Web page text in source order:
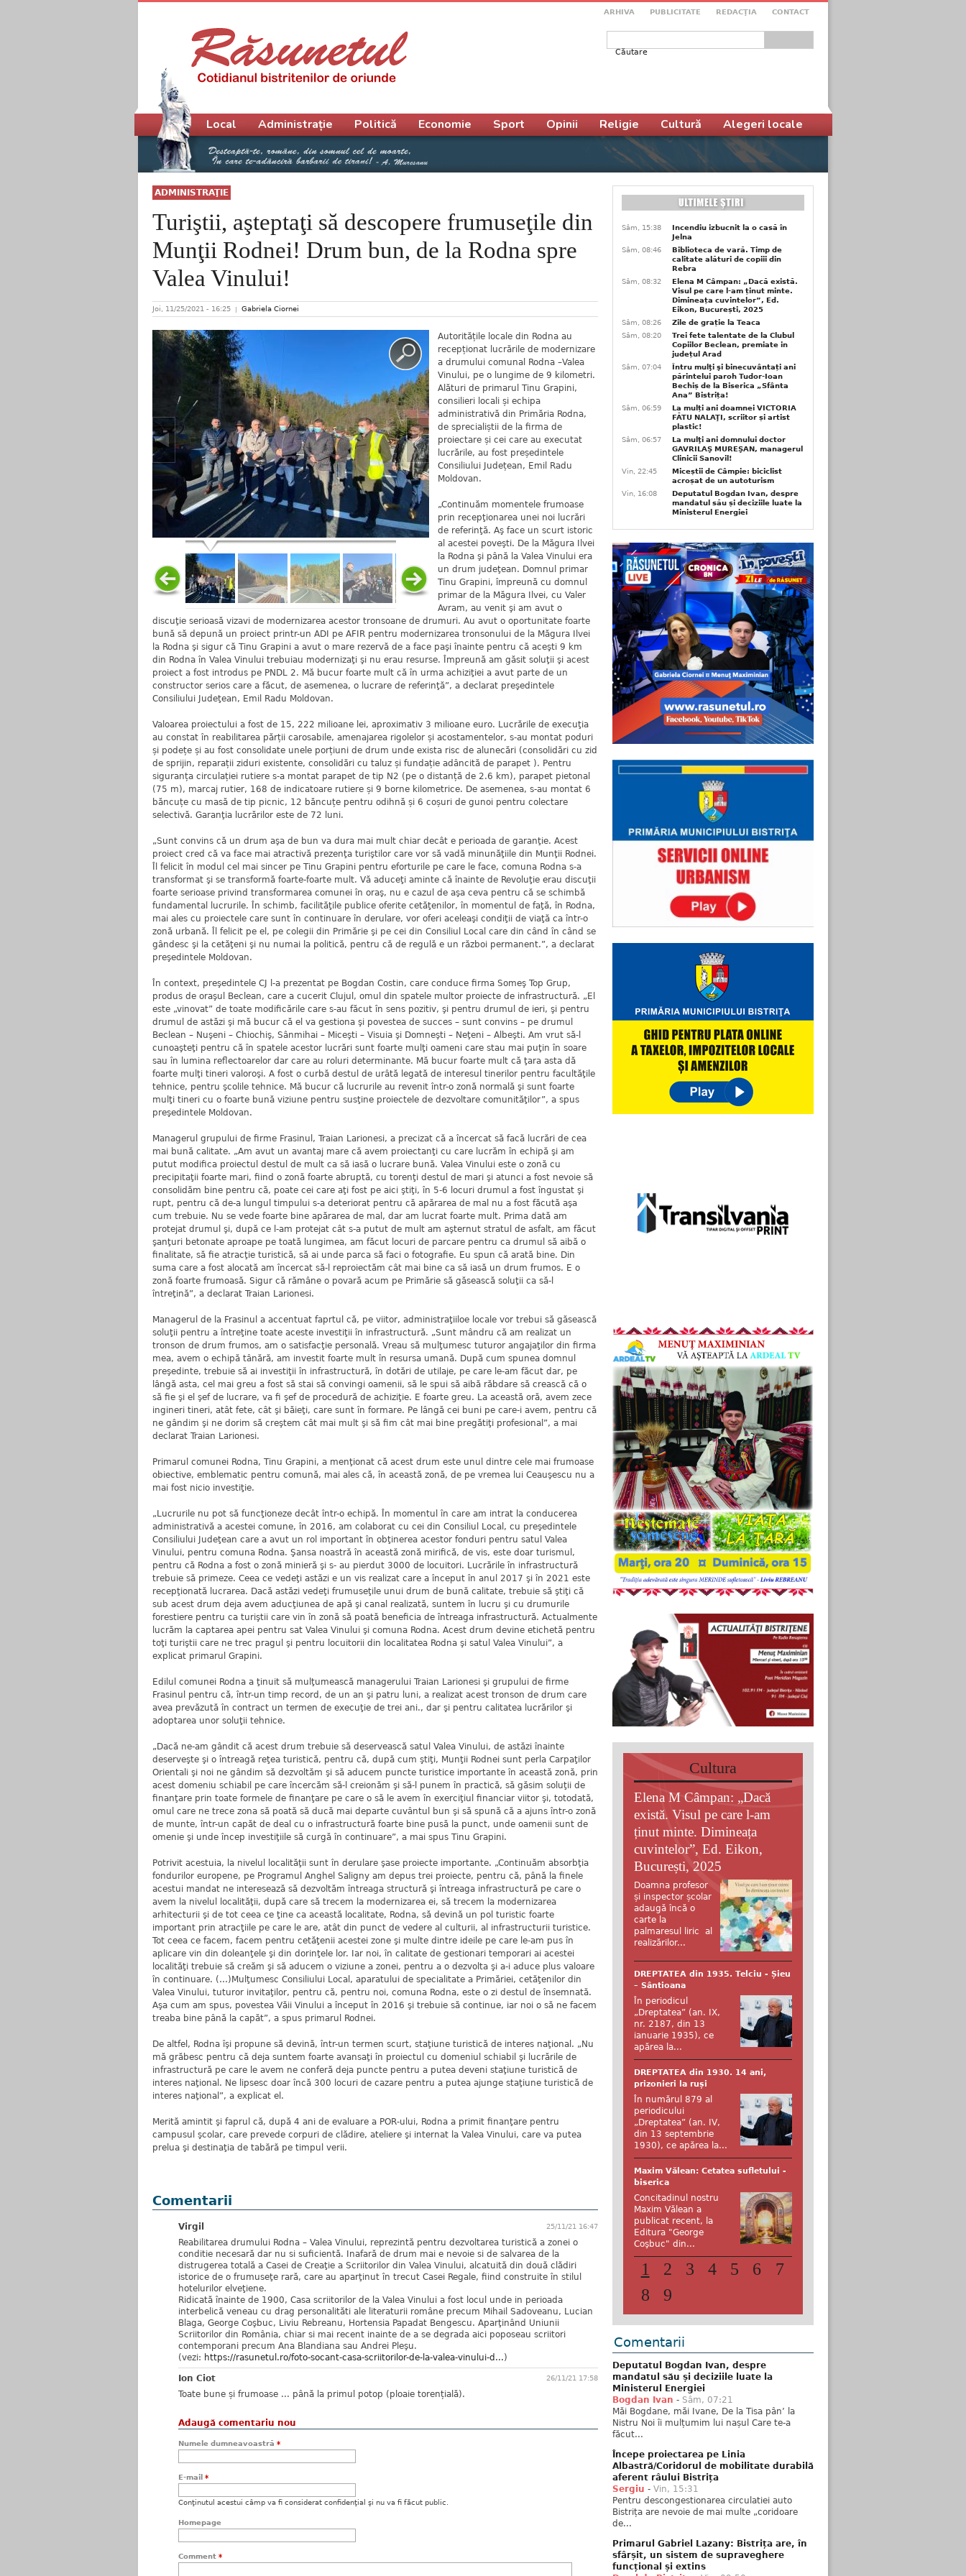
ARHIVA PUBLICITATE REDACŢIA CONTACT
Formular de căutare
ADMINISTRAŢIE
Turiştii, aşteptaţi să descopere frumuseţile din
Munţii Rodnei! Drum bun, de la Rodna spre
Valea Vinului!
Joi, 11/25/2021 - 16:25 Gabriela Ciornei
Autoritățile locale din Rodna au
recepționat lucrările de modernizare
a drumului comunal Rodna –Valea
Vinului, pe o lungime de 9 kilometri.
Alături de primarul Tinu Grapini,
consilieri locali și echipa
administrativă din Primăria Rodna,
de sprecialiștii de la firma de
proiectare și cei care au executat
lucrările, au fost președintele
Consiliului Județean, Emil Radu
Moldovan.
„Continuăm momentele frumoase
prin recepţionarea unei noi lucrări
de referinţă. Aş face un scurt istoric
al acestei poveşti. De la Măgura Ilvei
la Rodna şi până la Valea Vinului era
un drum judeţean. Domnul primar
Tinu Grapini, împreună cu domnul
primar de la Măgura Ilvei, cu Valer
Avram, au venit şi am avut o
discuţie serioasă vizavi de modernizarea acestor tronsoane de drumuri. Au avut o oportunitate foarte
bună să depună un proiect printr-un ADI pe AFIR pentru modernizarea tronsonului de la Măgura Ilvei
la Rodna şi sigur că Tinu Grapini a avut o mare rezervă de a face paşi înainte pentru că aceşti 9 km
din Rodna în Valea Vinului trebuiau modernizaţi şi nu erau resurse. Împreună am găsit soluţii şi acest
proiect a fost introdus pe PNDL 2. Mă bucur foarte mult că în urma achiziţiei a avut parte de un
constructor serios care a făcut, de asemenea, o lucrare de referinţă”, a declarat preşedintele
Consiliului Judeţean, Emil Radu Moldovan.
Valoarea proiectului a fost de 15, 222 milioane lei, aproximativ 3 milioane euro. Lucrările de execuţia
au constat în reabilitarea părții carosabile, amenajarea rigolelor și acostamentelor, s-au montat poduri
și podețe și au fost consolidate unele porțiuni de drum unde exista risc de alunecări (consolidări cu zid
de sprijin, reparații ziduri existente, consolidări cu taluz și fundație adâncită de parapet ). Pentru
siguranța circulației rutiere s-a montat parapet de tip N2 (pe o distanță de 2.6 km), parapet pietonal
(75 m), marcaj rutier, 168 de indicatoare rutiere și 9 borne kilometrice. De asemenea, s-au montat 6
băncuțe cu masă de tip picnic, 12 băncuțe pentru odihnă și 6 coșuri de gunoi pentru colectare
selectivă. Garanţia lucrărilor este de 72 luni.
„Sunt convins că un drum aşa de bun va dura mai mult chiar decât e perioada de garanţie. Acest
proiect cred că va face mai atractivă prezenţa turiştilor care vor să vadă minunăţiile din Munţii Rodnei.
Îl felicit în modul cel mai sincer pe Tinu Grapini pentru eforturile pe care le face, comuna Rodna s-a
transformat şi se transformă foarte-foarte mult. Vă aduceţi aminte că înainte de Revoluţie erau discuţii
foarte serioase privind transformarea comunei în oraş, nu e cazul de aşa ceva pentru că se schimbă
fundamental lucrurile. În schimb, facilităţile publice oferite cetăţenilor, în momentul de faţă, în Rodna,
mai ales cu proiectele care sunt în continuare în derulare, vor oferi aceleaşi condiţii de viaţă ca într-o
zonă urbană. Îl felicit pe el, pe colegii din Primărie şi pe cei din Consiliul Local care din când în când se
gândesc şi la cetăţeni şi nu numai la politică, pentru că de regulă e un război permanent.”, a declarat
preşedintele Moldovan.
În context, preşedintele CJ l-a prezentat pe Bogdan Costin, care conduce firma Someş Top Grup,
produs de oraşul Beclean, care a cucerit Clujul, omul din spatele multor proiecte de infrastructură. „El
este „vinovat” de toate modificările care s-au făcut în sens pozitiv, şi pentru drumul de ieri, şi pentru
drumul de astăzi şi mă bucur că el va gestiona şi povestea de succes – sunt convins – pe drumul
Beclean – Nuşeni – Chiochiş, Sânmihai – Miceşti – Visuia şi Domneşti – Neţeni – Albeşti. Am vrut să-l
cunoaşteţi pentru că în spatele acestor lucrări sunt foarte mulţi oameni care stau mai puţin în soare
sau în lumina reflectoarelor dar care au roluri determinante. Mă bucur foarte mult că ţara asta dă
foarte mulţi tineri valoroşi. A fost o curbă destul de urâtă legată de interesul tinerilor pentru facultăţile
tehnice, pentru şcolile tehnice. Mă bucur că lucrurile au revenit într-o zonă normală şi sunt foarte
mulţi tineri cu o foarte bună viziune pentru susţine proiectele de dezvoltare comunităţilor”, a spus
preşedintele Moldovan.
Managerul grupului de firme Frasinul, Traian Larionesi, a precizat că a încercat să facă lucrări de cea
mai bună calitate. „Am avut un avantaj mare că avem proiectanţi cu care lucrăm în echipă şi am
putut modifica proiectul destul de mult ca să iasă o lucrare bună. Valea Vinului este o zonă cu
precipitaţii foarte mari, fiind o zonă foarte abruptă, cu torenţi destul de mari şi atunci a fost nevoie să
consolidăm bine pentru că, poate cei care aţi fost pe aici ştiţi, în 5-6 locuri drumul a fost îngustat şi
rupt, pentru că de-a lungul timpului s-a deteriorat pentru că apărarea de mal nu a fost făcută aşa
cum trebuie. Nu se vede foarte bine apărarea de mal, dar am lucrat foarte mult. Prima dată am
protejat drumul şi, după ce l-am protejat cât s-a putut de mult am aşternut stratul de asfalt, am făcut
şanţuri betonate aproape pe toată lungimea, am făcut locuri de parcare pentru ca drumul să aibă o
finalitate, să fie atracţie turistică, să ai unde parca să faci o fotografie. Eu spun că arată bine. Din
suma care a fost alocată am încercat să-l reproiectăm cât mai bine ca să iasă un drum frumos. E o
zonă foarte frumoasă. Sigur că rămâne o povară acum pe Primărie să găsească soluţii ca să-l
întreţină”, a declarat Traian Larionesi.
Managerul de la Frasinul a accentuat faprtul că, pe viitor, administraţiiloe locale vor trebui să găsească
soluţii pentru a întreţine toate aceste investiţii în infrastructură. „Sunt mândru că am realizat un
tronson de drum frumos, am o satisfacţie personală. Vreau să mulţumesc tuturor angajaţilor din firma
mea, avem o echipă tânără, am investit foarte mult în resursa umană. După cum spunea domnul
preşedinte, trebuie să ai investiţii în infrastructură, în dotări de utilaje, pe care le-am făcut dar, pe
lângă asta, cel mai greu a fost să stai să convingi oamenii, să le spui să aibă răbdare să crească că o
să fie şi el şef de lucrare, va fi şef de procedură de achiziţie. E foarte greu. La această oră, avem zece
ingineri tineri, atât fete, cât şi băieţi, care sunt în formare. Pe lângă cei buni pe care-i avem, pentru că
ne gândim şi ne dorim să creştem cât mai mult şi să fim cât mai bine pregătiţi profesional”, a mai
declarat Traian Larionesi.
Primarul comunei Rodna, Tinu Grapini, a menţionat că acest drum este unul dintre cele mai frumoase
obiective, emblematic pentru comună, mai ales că, în această zonă, de pe vremea lui Ceauşescu nu a
mai fost nicio investiţie.
„Lucrurile nu pot să funcţioneze decât într-o echipă. În momentul în care am intrat la conducerea
administrativă a acestei comune, în 2016, am colaborat cu cei din Consiliul Local, cu preşedintele
Consiliului Judeţean care a avut un rol important în obţinerea acestor fonduri pentru satul Valea
Vinului, pentru comuna Rodna. Şansa noastră în această zonă mirifică, de vis, este doar turismul,
pentru că Rodna a fost o zonă minieră şi s- au pierdut 3000 de locuitori. Lucrările în infrastructură
trebuie să primeze. Ceea ce vedeţi astăzi e un vis realizat care a început în anul 2017 şi în 2021 este
recepţionată lucrarea. Dacă astăzi vedeţi frumuseţile unui drum de bună calitate, trebuie să ştiţi că
sub acest drum deja avem aducţiunea de apă şi canal realizată, suntem în lucru şi cu drumurile
forestiere pentru ca turiştii care vin în zonă să poată beneficia de întreaga infrastructură. Actualmente
lucrăm la captarea apei pentru sat Valea Vinului şi comuna Rodna. Acest drum devine etichetă pentru
toţi turiştii care ne trec pragul şi pentru locuitorii din localitatea Rodna şi satul Valea Vinului”, a
explicat primarul Grapini.
Edilul comunei Rodna a ţinuit să mulţumească managerului Traian Larionesi şi grupului de firme
Frasinul pentru că, într-un timp record, de un an şi patru luni, a realizat acest tronson de drum care
avea prevăzută în contract un termen de execuţie de trei ani., dar şi pentru calitatea lucrărilor şi
adoptarea unor soluţii tehnice.
„Dacă ne-am gândit că acest drum trebuie să deservească satul Valea Vinului, de astăzi înainte
deserveşte şi o întreagă reţea turistică, pentru că, după cum ştiţi, Munţii Rodnei sunt perla Carpaţilor
Orientali şi noi ne gândim să dezvoltăm şi să aducem puncte turistice importante în această zonă, prin
acest domeniu schiabil pe care încercăm să-l creionăm şi să-l punem în practică, să găsim soluţii de
finanţare prin toate formele de finanţare pe care o să le avem în exerciţiul financiar viitor şi, totodată,
omul care ne trece zona să poată să ducă mai departe cuvântul bun şi să spună că a ajuns într-o zonă
de munte, într-un capăt de deal cu o infrastructură foarte bine pusă la punct, unde oamenii sunt de
omenie şi unde încep investiţiile să curgă în continuare”, a mai spus Tinu Grapini.
Potrivit acestuia, la nivelul localităţii sunt în derulare şase proiecte importante. „Continuăm absorbţia
fondurilor europene, pe Programul Anghel Saligny am depus trei proiecte, pentru că, până la finele
acestui mandat ne interesează să dezvoltăm întreaga structură şi întreaga infrastructură pe care o
avem la nivelul localităţii, după care să trecem la modernizarea ei, să trecem la modernizarea
arhitecturii şi de tot ceea ce ţine ca această localitate, Rodna, să devină un pol turistic foarte
important prin atracţiile pe care le are, atât din punct de vedere al culturii, al infrastructurii turistice.
Tot ceea ce facem, facem pentru cetăţenii acestei zone şi multe dintre ideile pe care le-am pus în
aplicare vin din doleanţele şi din dorinţele lor. Iar noi, în calitate de gestionari temporari ai acestei
localităţi trebuie să creăm şi să aducem o viziune a zonei, pentru a o dezvolta şi a-i aduce plus valoare
în continuare. (…)Mulţumesc Consiliului Local, aparatului de specialitate a Primăriei, cetăţenilor din
Valea Vinului, tuturor invitaţilor, pentru că, pentru noi, comuna Rodna, este o zi destul de însemnată.
Aşa cum am spus, povestea Văii Vinului a început în 2016 şi trebuie să continue, iar noi o să ne facem
treaba bine până la capăt”, a spus primarul Rodnei.
De altfel, Rodna îşi propune să devină, într-un termen scurt, staţiune turistică de interes naţional. „Nu
mă grăbesc pentru că deja suntem foarte avansaţi în proiectul cu domeniul schiabil şi lucrările de
infrastructură pe care le avem ne conferă deja puncte pentru a putea deveni staţiune turistică de
interes naţional. Ne lipsesc doar încă 300 locuri de cazare pentru a putea ajunge staţiune turistică de
interes naţional”, a explicat el.
Merită amintit şi faprul că, după 4 ani de evaluare a POR-ului, Rodna a primit finanţare pentru
campusul şcolar, care prevede corpuri de clădire, ateliere şi internat la Valea Vinului, care va putea
prelua şi destinaţia de tabără pe timpul verii.
Comentarii
25/11/21 16:47
Virgil
Reabilitarea drumului Rodna – Valea Vinului, reprezintă pentru dezvoltarea turistică a zonei o
conditie necesară dar nu si suficientă. Inafară de drum mai e nevoie si de salvarea de la
distrugerea totală a Casei de Creaţie a Scriitorilor din Valea Vinului, alcatuită din două clădiri
istorice de o frumuseţe rară, care au aparţinut în trecut Casei Regale, fiind construite în stilul
hotelurilor elveţiene.
Ridicată înainte de 1900, Casa scriitorilor de la Valea Vinului a fost locul unde in perioada
interbelică veneau cu drag personalităti ale literaturii române precum Mihail Sadoveanu, Lucian
Blaga, George Coşbuc, Liviu Rebreanu, Hortensia Papadat Bengescu. Aparţinând Uniunii
Scriitorilor din România, chiar si mai recent inainte de a se degrada aici poposeau scriitori
contemporani precum Ana Blandiana sau Andrei Pleşu.
(vezi: https://rasunetul.ro/foto-socant-casa-scriitorilor-de-la-valea-vinului-d...)
26/11/21 17:58
Ion Ciot
Toate bune și frumoase ... până la primul potop (ploaie torențială).
Adaugă comentariu nou
Numele dumneavoastră *
E-mail *
Conţinutul acestui câmp va fi considerat confidenţial şi nu va fi făcut public.
Homepage
Comment *
Meniu principal
Local Administrație Politică Economie Sport Opinii Religie Cultură Alegeri locale
Sâm, 15:38
Incendiu izbucnit la o casă în
Jelna
Sâm, 08:46
Biblioteca de vară. Timp de
calitate alături de copiii din
Rebra
Sâm, 08:32
Elena M Câmpan: „Dacă există.
Visul pe care l-am ținut minte.
Dimineața cuvintelor”, Ed.
Eikon, București, 2025
Sâm, 08:26
Zile de grație la Teaca
Sâm, 08:20
Trei fete talentate de la Clubul
Copiilor Beclean, premiate in
județul Arad
Sâm, 07:04
Întru mulţi şi binecuvântați ani
părintelui paroh Tudor-Ioan
Bechiș de la Biserica „Sfânta
Ana” Bistrița!
Sâm, 06:59
La mulți ani doamnei VICTORIA
FĂTU NALAŢI, scriitor și artist
plastic!
Sâm, 06:57
La mulţi ani domnului doctor
GAVRILAŞ MUREŞAN, managerul
Clinicii Sanovil!
Vin, 22:45
Miceștii de Câmpie: biciclist
acroșat de un autoturism
Vin, 16:08
Deputatul Bogdan Ivan, despre
mandatul său și deciziile luate la
Ministerul Energiei
Cultura
Elena M Câmpan: „Dacă
există. Visul pe care l-am
ținut minte. Dimineața
cuvintelor”, Ed. Eikon,
București, 2025
Doamna profesor
și inspector școlar
adaugă încă o
carte la
palmaresul liric al
realizărilor...
DREPTATEA din 1935. Telciu - Șieu
– Sântioana
În periodicul
„Dreptatea” (an. IX,
nr. 2187, din 13
ianuarie 1935), ce
apărea la...
DREPTATEA din 1930. 14 ani,
prizonieri la ruși
În numărul 879 al
periodicului
„Dreptatea” (an. IV,
din 13 septembrie
1930), ce apărea la...
Maxim Vălean: Cetatea sufletului -
biserica
Concitadinul nostru
Maxim Vălean a
publicat recent, la
Editura "George
Coşbuc" din...
1 2 3 4 5 6
7
8
9
Comentarii
Deputatul Bogdan Ivan, despre
mandatul său și deciziile luate la
Ministerul Energiei
Bogdan Ivan - Sâm, 07:21
Măi Bogdane, măi Ivane, De la Tisa pân’ la
Nistru Noi îi mulțumim lui nașul Care te-a
făcut...
Începe proiectarea pe Linia
Albastră/Coridorul de mobilitate durabilă
aferent râului Bistrița
Sergiu - Vin, 15:31
Pentru descongestionarea circulatiei auto
Bistrița are nevoie de mai multe „coridoare
de...
Primarul Gabriel Lazany: Bistrița are, în
sfârșit, un sistem de supraveghere
funcțional și extins